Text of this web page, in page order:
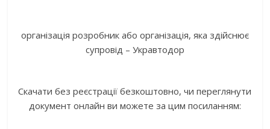
організація розробник або організація, яка здійснює
супровід – Укравтодор
Скачати без реєстрації безкоштовно, чи переглянути
документ онлайн ви можете за цим посиланням: